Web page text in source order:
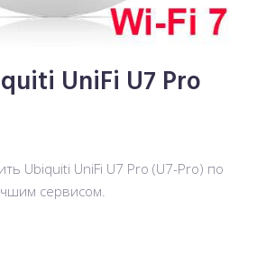
UniFi U7 Pro
Ubiquiti UniFi U7 Pro (U7-Pro) по
сервисом.